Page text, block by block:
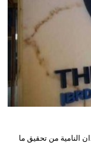
النامية من تحقيق ما